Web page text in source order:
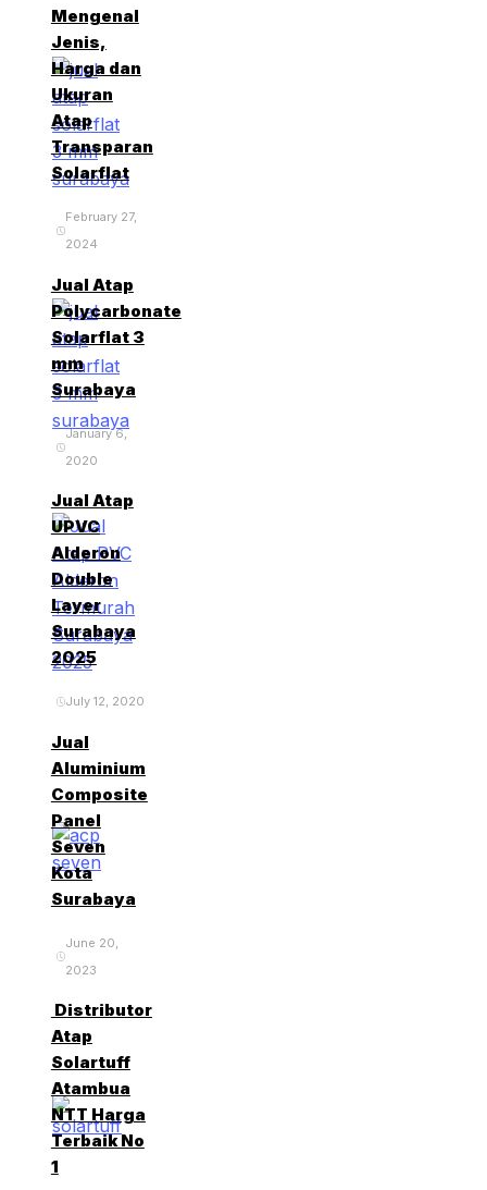
Mengenal
Jenis,
Harga dan
Ukuran
Atap
Transparan
Solarflat
February 27,
2024
Jual Atap
Polycarbonate
Solarflat 3
mm
Surabaya
January 6,
2020
Jual Atap
UPVC
Alderon
Double
Layer
Surabaya
2025
July 12, 2020
Jual
Aluminium
Composite
Panel
Seven
Kota
Surabaya
June 20,
2023
Distributor
Atap
Solartuff
Atambua
NTT Harga
Terbaik No
1